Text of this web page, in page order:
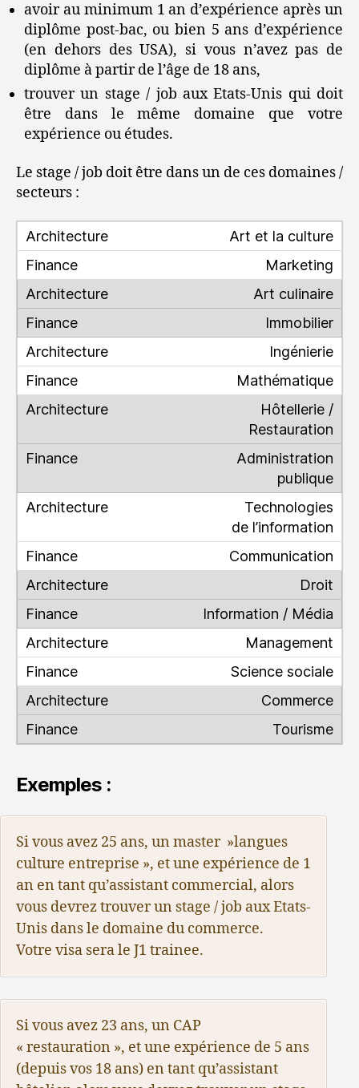
avoir au minimum 1 an d’expérience après un
diplôme post-bac, ou bien 5 ans d’expérience
(en dehors des USA), si vous n’avez pas de
diplôme à partir de l’âge de 18 ans,
trouver un stage / job aux Etats-Unis qui doit
être dans le même domaine que votre
expérience ou études.
Le stage / job doit être dans un de ces domaines /
secteurs :
Art et la culture
Marketing
Art culinaire
Immobilier
Ingénierie
Mathématique
Hôtellerie /
Restauration
Administration
publique
Technologies
de l’information
Communication
Droit
Information / Média
Management
Science sociale
Commerce
Tourisme
Exemples :
Si vous avez 25 ans, un master »langues
culture entreprise », et une expérience de 1
an en tant qu’assistant commercial, alors
vous devrez trouver un stage / job aux Etats-
Unis dans le domaine du commerce.
Votre visa sera le J1 trainee.
Si vous avez 23 ans, un CAP
« restauration », et une expérience de 5 ans
(depuis vos 18 ans) en tant qu’assistant